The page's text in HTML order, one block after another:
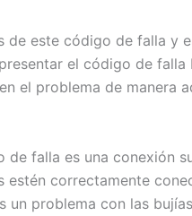
este código de falla y
el código de falla
el problema de manera
falla es una conexión
correctamente
problema con las